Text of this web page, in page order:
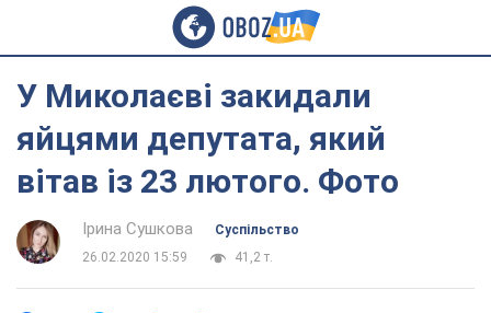
У Миколаєві закидали
яйцями депутата, який
вітав із 23 лютого. Фото
Ірина Сушкова
Суспільство
26.02.2020 15:59
41,2 т.